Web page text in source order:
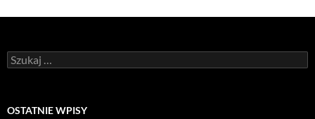
Szukaj:
OSTATNIE WPISY